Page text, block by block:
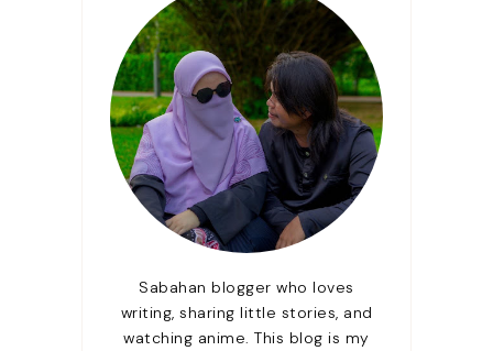
Sabahan blogger who loves
writing, sharing little stories, and
watching anime. This blog is my